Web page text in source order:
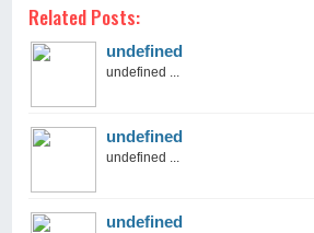
Related Posts:
undefined
undefined ...
undefined
undefined ...
undefined